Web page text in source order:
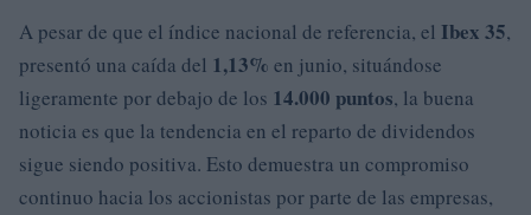
A pesar de que el índice nacional de referencia, el Ibex 35,
presentó una caída del 1,13% en junio, situándose
ligeramente por debajo de los 14.000 puntos, la buena
noticia es que la tendencia en el reparto de dividendos
sigue siendo positiva. Esto demuestra un compromiso
continuo hacia los accionistas por parte de las empresas,